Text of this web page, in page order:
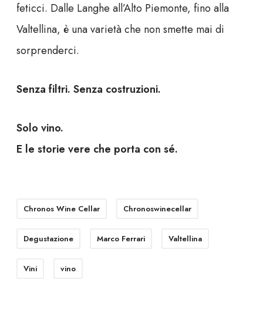
feticci. Dalle Langhe all’Alto Piemonte, fino alla
Valtellina, è una varietà che non smette mai di
sorprenderci.
Senza filtri. Senza costruzioni.
Solo vino.
E le storie vere che porta con sé.
Chronos Wine Cellar Chronoswinecellar
Degustazione Marco Ferrari Valtellina
Vini vino